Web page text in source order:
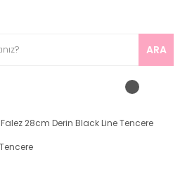
ARA
Falez 28cm Derin Black Line Tencere